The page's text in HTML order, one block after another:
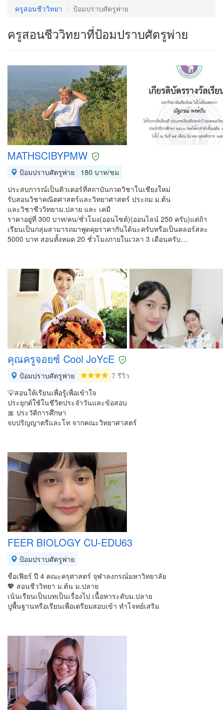
ครูสอนชีววิทยา ป้อมปราบศัตรูพ่าย
ครูสอนชีววิทยาที่ป้อมปราบศัตรูพ่าย
MATHSCIBYPMW
ป้อมปราบศัตรูพ่าย
180 บาท/ชม
ประสบการณ์เป็นติวเตอร์ที่สถาบันกวดวิชาในเชียงใหม่
รับสอนวิชาคณิตศาสตร์และวิทยาศาสตร์ ประถม ม.ต้น
และวิชาชีววิทยาม.ปลาย และ เคมี
ราคาอยู่ที่ 300 บาท/คน/ชั่วโมง(ออนไซต์)(ออนไลน์ 250 ครับ)แต่ถ้า
เรียนเป็นกลุ่มสามารถมาพูดคุยราคากันได้นะครับหรือเป็นคลอร์สละ
5000 บาท สอนทั้งหมด 20 ชั่วโมงภายในเวลา 3 เดือนครับ…
คุณครูจอยซ์ Cool JoYcE
ป้อมปราบศัตรูพ่าย
7 รีวิว
💡สอนให้เรียนเพื่อรู้เพื่อเข้าใจ
ประยุกต์ใช้ในชีวิตประจำวันและข้อสอบ
🎀 ประวัติการศึกษา
จบปริญญาตรีและโท จากคณะวิทยาศาสตร์
FEER BIOLOGY CU-EDU63
ป้อมปราบศัตรูพ่าย
ชื่อเฟียร์ ปี 4 คณะครุศาสตร์ จุฬาลงกรณ์มหาวิทยาลัย
💖 สอนชีววิทยา ม.ต้น ม.ปลาย
เน้นเรียนเป็นบทเป็นเรื่องไป เนื้อหาระดับม.ปลาย
ปูพื้นฐานหรือเรียนเพื่อเตรียมสอบเข้า ทำโจทย์เสริม